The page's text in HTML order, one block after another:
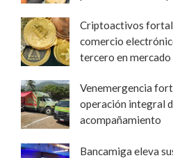
Criptoactivos
comercio
tercero en
Venemergencia
operación integral
acompañamiento
Bancamiga eleva